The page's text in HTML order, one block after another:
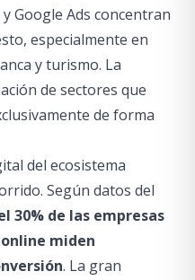
Google Ads concentran
especialmente en
y turismo. La
de sectores que
de forma
del ecosistema
Según datos del
30% de las empresas
miden
. La gran